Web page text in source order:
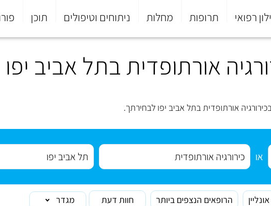
רפואי תרופות מחלות ניתוחים וטיפולים תוכן
אורתופדית בתל אביב יפו
אורתופדית בתל אביב יפו לבחירתך.
או
הרופאים הנצפים ביותר חוות דעת מגדר